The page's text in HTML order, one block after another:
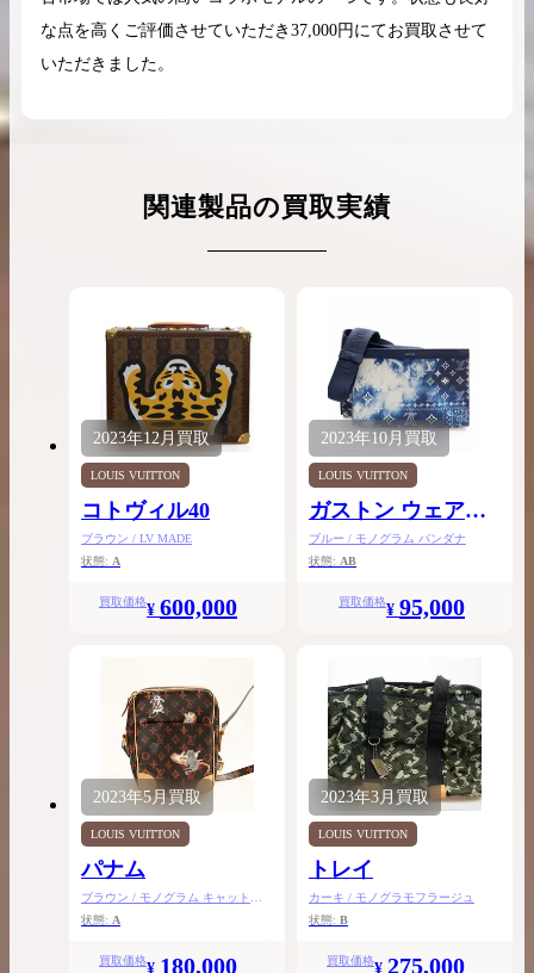
な点を高くご評価させていただき37,000円にてお買取させて
いただきました。
関連製品の買取実績
2023年12月買取
LOUIS VUITTON
コトヴィル40
ブラウン / LV MADE
状態: A
買取価格¥ 600,000
2023年10月 買取
LOUIS VUITTON
ガストン ウェアラ
ブル ウォレット
ブルー / モノグラム バンダナ
状態: AB
買取価格¥ 95,000
2023年5月買取
LOUIS VUITTON
パナム
ブラウン / モノグラム キャットグ
ラム
状態: A
買取価格¥ 180,000
2023年3月買取
LOUIS VUITTON
トレイ
カーキ / モノグラモフラージュ
状態: B
買取価格¥ 275,000